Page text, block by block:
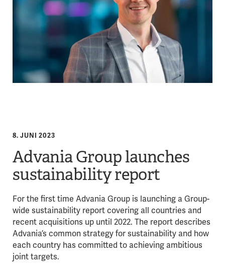
8. JUNI 2023
Advania Group launches
sustainability report
For the first time Advania Group is launching a Group-
wide sustainability report covering all countries and
recent acquisitions up until 2022. The report describes
Advania’s common strategy for sustainability and how
each country has committed to achieving ambitious
joint targets.